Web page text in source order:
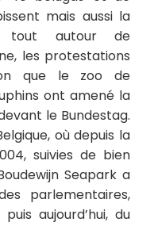
mais aussi la
tout autour de
les protestations
que le zoo de
ont amené la
le Bundestag.
où depuis la
suivies de bien
Seapark a
parlementaires,
aujourd’hui, du